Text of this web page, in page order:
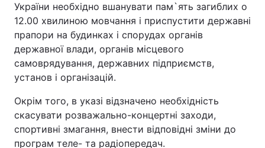
України необхідно вшанувати пам`ять загиблих о
12.00 хвилиною мовчання і приспустити державні
прапори на будинках і спорудах органів
державної влади, органів місцевого
самоврядування, державних підприємств,
установ і організацій.
Окрім того, в указі відзначено необхідність
скасувати розважально-концертні заходи,
спортивні змагання, внести відповідні зміни до
програм теле- та радіопередач.